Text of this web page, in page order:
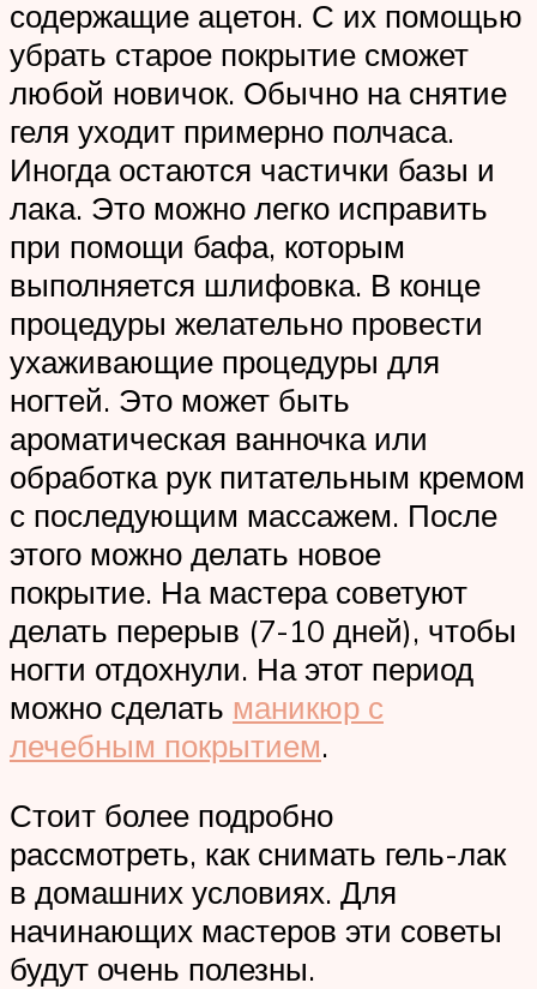
содержащие ацетон. С их помощью
убрать старое покрытие сможет
любой новичок. Обычно на снятие
геля уходит примерно полчаса.
Иногда остаются частички базы и
лака. Это можно легко исправить
при помощи бафа, которым
выполняется шлифовка. В конце
процедуры желательно провести
ухаживающие процедуры для
ногтей. Это может быть
ароматическая ванночка или
обработка рук питательным кремом
с последующим массажем. После
этого можно делать новое
покрытие. На мастера советуют
делать перерыв (7-10 дней), чтобы
ногти отдохнули. На этот период
можно сделать маникюр с
лечебным покрытием.
Стоит более подробно
рассмотреть, как снимать гель-лак
в домашних условиях. Для
начинающих мастеров эти советы
будут очень полезны.